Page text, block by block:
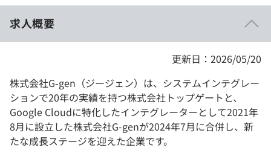
契約内容・クーポン
求人概要
更新日：2026/05/20
株式会社G-gen（ジージェン）は、システムインテグレー
ションで20年の実績を持つ株式会社トップゲートと、
Google Cloudに特化したインテグレーターとして2021年
8月に設立した株式会社G-genが2024年7月に合併し、新
たな成長ステージを迎えた企業です。